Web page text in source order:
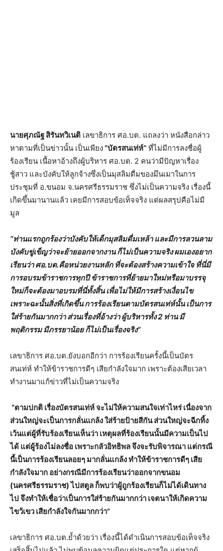
นายศุภณัฐ สิรันทวิเนติ เลขาธิการ ศอ.บต. แถลงว่า หนังสือกล่าว
หาตามที่เป็นข่าวนั้น เป็นเพียง“บัตรสนเท่ห์” ที่ไม่มีการลงชื่อผู้
ร้องเรียน เนื้อหาอ้างถึงผู้บริหาร ศอ.บต. 2 คนว่ามีปัญหาเรื่อง
ชู้สาว และบังคับให้ลูกจ้างซึ่งเป็นมุสลิมดื่มของมึนเมาในการ
ประชุมที่ อ.ขนอม จ.นครศรีธรรมราช ซึ่งไม่เป็นความจริง เรื่องนี้
เกิดขึ้นมานานแล้ว เคยมีการสอบข้อเท็จจริง แต่ผลสรุปคือไม่มี
มูล
“ท่านแรกถูกร้องว่าบังคับให้เด็กมุสลิมดื่มเหล้า และมีการลวนลาม
บังคับขู่เข็ญว่าจะย้ายออกจากงาน ก็ไม่เป็นความจริง ผมเองอยาก
เรียนว่า ศอ.บต.คือหน่วยงานหลัก ที่จะต้องสร้างความเข้าใจ ที่นี่มี
การอบรมข้าราชการทุกปี ข้าราชการที่ย้ายมาใหม่หรือมาบรรจุ
ใหม่ก็จะต้องมาอบรมที่นี่ทั้งสิ้น เพื่อไม่ให้มีการสร้างเงื่อนไข
เพราะฉะนั้นสิ่งที่เกิดขึ้น การร้องเรียนตามบัตรสนเท่ห์นั้น เป็นการ
ใส่ร้ายกันมากกว่า ส่วนเรื่องที่อ้างว่า ผู้บริหารทั้ง 2 ท่าน มี
พฤติกรรม มีภรรยาน้อย ก็ไม่เป็นเรื่องจริง”
เลขาธิการ ศอ.บต.ยังบอกอีกว่า การร้องเรียนครั้งนี้เป็นบัตร
สนเท่ห์ ทำให้ข้าราชการดีๆ เสียกำลังใจมาก เพราะต้องเสียเวลา
ทำงานมาแก้ข่าวที่ไม่เป็นความจริง
“ตามปกติ เรื่องบัตรสนเท่ห์ จะไม่ให้ความสนใจเท่าไหร่ เนื่องจาก
ส่วนใหญ่จะเป็นการกลั่นแกล้ง ใส่ร้ายป้ายสีกัน ส่วนใหญ่จะฉีกทิ้ง
เว้นแต่ผู้ที่รับร้องเรียนเห็นว่า เหตุผลที่ร้องเรียนนั้นมีความเป็นไป
ได้ แต่ผู้ร้องไม่ลงชื่อ เพราะกลัวอิทธิพล จึงจะรับพิจารณา แต่กรณี
นี้เป็นการร้องเรียนลอยๆ มากลั่นแกล้ง ทำให้ข้าราชการดีๆ เสีย
กำลังใจมาก อย่างกรณีมีการร้องเรียนว่าออกจากขนอม
(นครศรีธรรมราช) ไปสตูล ก็พบว่าผู้ถูกร้องเรียนก็ไม่ได้เดินทาง
ไป จึงทำให้เชื่อว่าเป็นการใส่ร้ายกันมากกว่า เจตนาให้เกิดความ
ไขว้เขว เสียกำลังใจกันมากกว่า”
เลขาธิการ ศอ.บต.ย้ำด้วยว่า เรื่องนี้ได้ดำเนินการสอบข้อเท็จจริง